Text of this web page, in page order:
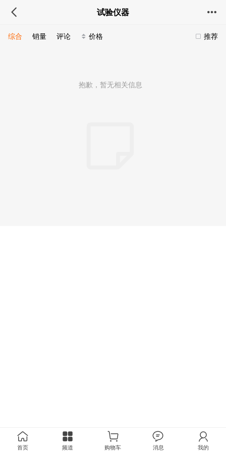
试验仪器
推荐
综合 销量 评论 价格
抱歉，暂无相关信息
首页 频道 购物车 消息 我的